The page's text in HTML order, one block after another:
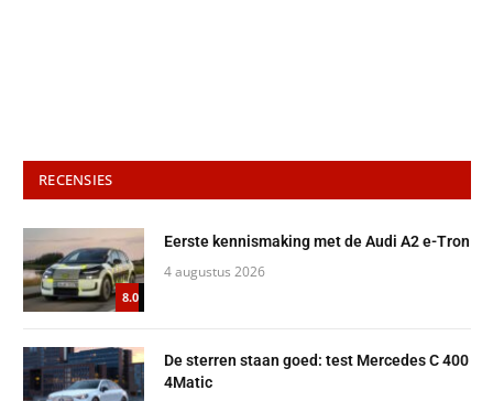
RECENSIES
8.0
Eerste kennismaking met de Audi A2 e-Tron
4 augustus 2026
De sterren staan goed: test Mercedes C 400
4Matic